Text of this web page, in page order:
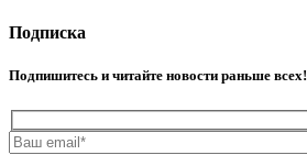
Подписка
Подпишитесь и читайте новости раньше всех!